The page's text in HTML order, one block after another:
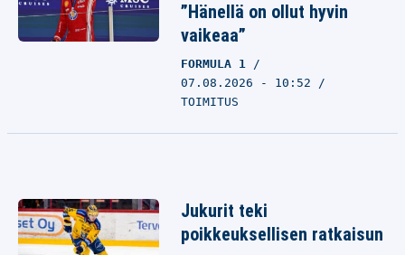
”Hänellä on ollut hyvin
vaikeaa”
FORMULA 1
07.08.2026 - 10:52
TOIMITUS
Jukurit teki
poikkeuksellisen ratkaisun